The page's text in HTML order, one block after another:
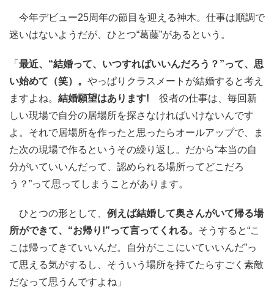
今年デビュー25周年の節目を迎える神木。仕事は順調で
迷いはないようだが、ひとつ“葛藤”があるという。
「 最近、“結婚って、いつすればいいんだろう？”って、思
い始めて（笑）。 やっぱりクラスメートが結婚すると考え
ますよね。 結婚願望はあります! 役者の仕事は、毎回新
しい現場で自分の居場所を探さなければいけないんです
よ。それで居場所を作ったと思ったらオールアップで、ま
た次の現場で作るというその繰り返し。だから“本当の自
分がいていいんだって、認められる場所ってどこだろ
う？”って思ってしまうことがあります。
ひとつの形として、 例えば結婚して奥さんがいて帰る場
所ができて、“お帰り!”って言ってくれる。 そうすると“こ
こは帰ってきていいんだ。自分がここにいていいんだ”っ
て思える気がするし、そういう場所を持てたらすごく素敵
だなって思うんですよね」